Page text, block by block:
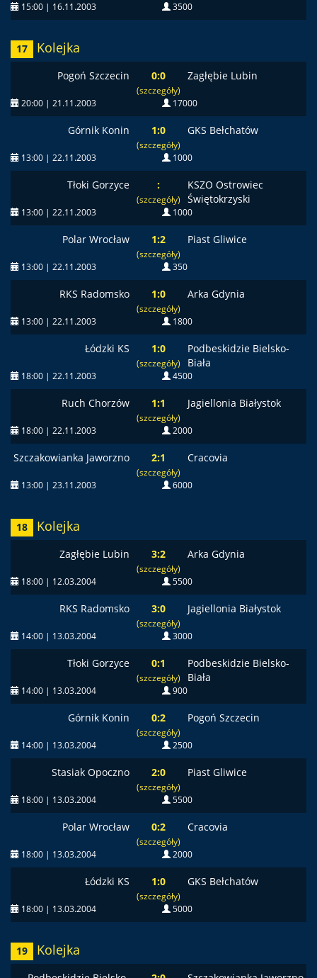
15:00 | 16.11.2003 3500
17 Kolejka
Pogoń Szczecin 0:0
(szczegóły)
Zagłębie Lubin
20:00 | 21.11.2003 17000
Górnik Konin 1:0
(szczegóły)
GKS Bełchatów
13:00 | 22.11.2003 1000
Tłoki Gorzyce :
(szczegóły)
KSZO Ostrowiec
Świętokrzyski
13:00 | 22.11.2003 1000
Polar Wrocław 1:2
(szczegóły)
Piast Gliwice
13:00 | 22.11.2003 350
RKS Radomsko 1:0
(szczegóły)
Arka Gdynia
13:00 | 22.11.2003 1800
Łódzki KS 1:0
(szczegóły)
Podbeskidzie Bielsko-
Biała
18:00 | 22.11.2003 4500
Ruch Chorzów 1:1
(szczegóły)
Jagiellonia Białystok
18:00 | 22.11.2003 2000
Szczakowianka Jaworzno 2:1
(szczegóły)
Cracovia
13:00 | 23.11.2003 6000
18 Kolejka
Zagłębie Lubin 3:2
(szczegóły)
Arka Gdynia
18:00 | 12.03.2004 5500
RKS Radomsko 3:0
(szczegóły)
Jagiellonia Białystok
14:00 | 13.03.2004 3000
Tłoki Gorzyce 0:1
(szczegóły)
Podbeskidzie Bielsko-
Biała
14:00 | 13.03.2004 900
Górnik Konin 0:2
(szczegóły)
Pogoń Szczecin
14:00 | 13.03.2004 2500
Stasiak Opoczno 2:0
(szczegóły)
Piast Gliwice
18:00 | 13.03.2004 5500
Polar Wrocław 0:2
(szczegóły)
Cracovia
18:00 | 13.03.2004 2000
Łódzki KS 1:0
(szczegóły)
GKS Bełchatów
18:00 | 13.03.2004 5000
19 Kolejka